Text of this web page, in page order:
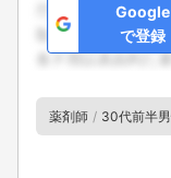
Google
で登録
薬剤師 30代前半